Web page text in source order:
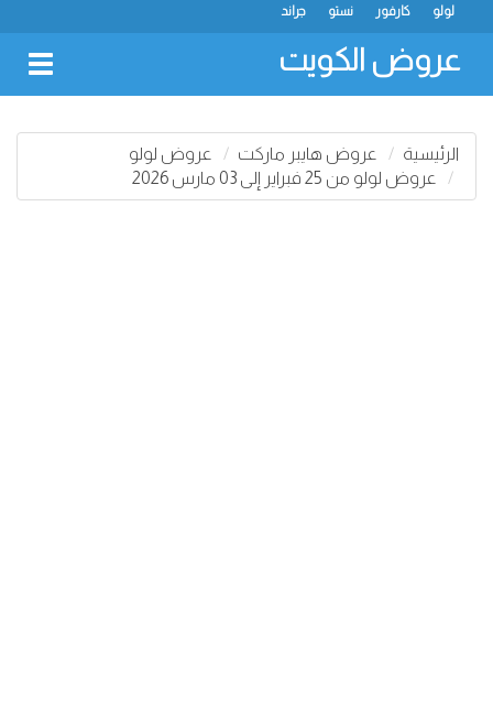
جراند نستو كارفور لولو
عروض الكويت
الرئيسية عروض هايبر ماركت
عروض لولو
عروض لولو من 25 فبراير إلى 03 مارس 2026